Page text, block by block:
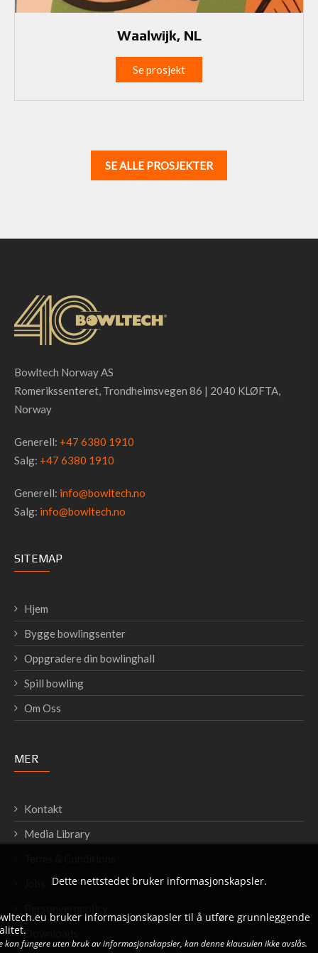
Waalwijk, NL
Se prosjekt
SE ALLE PROSJEKTER
Bowltech Norway AS
Romerikssenteret, Trondheimsvegen 86 | 2040 KLØFTA,
Norway
Generell: +47 6380 1910
Salg: +47 6380 1910
Generell: info@bowltech.no
Salg: info@bowltech.no
SITEMAP
Hjem
Bygge bowlingsenter
Oppgradere din bowlinghall
Spill bowling
Om Oss
MER
Kontakt
Media Library
Downloads
Dette nettstedet bruker informasjonskapsler.
bruker informasjonskapsler til å utføre grunnleggende
kan fungere uten bruk av informasjonskapsler, kan denne klausulen ikke avslås.